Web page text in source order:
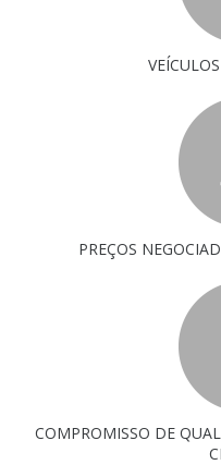
PREÇOS
COMPROMISSO DE